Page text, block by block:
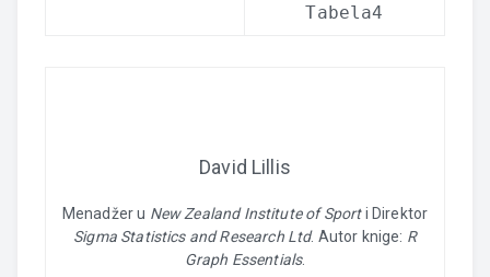
Tabela4
David Lillis
Menadžer u New Zealand Institute of Sporti Direktor
Sigma Statistics and Research Ltd. Autor knige: R
Graph Essentials.